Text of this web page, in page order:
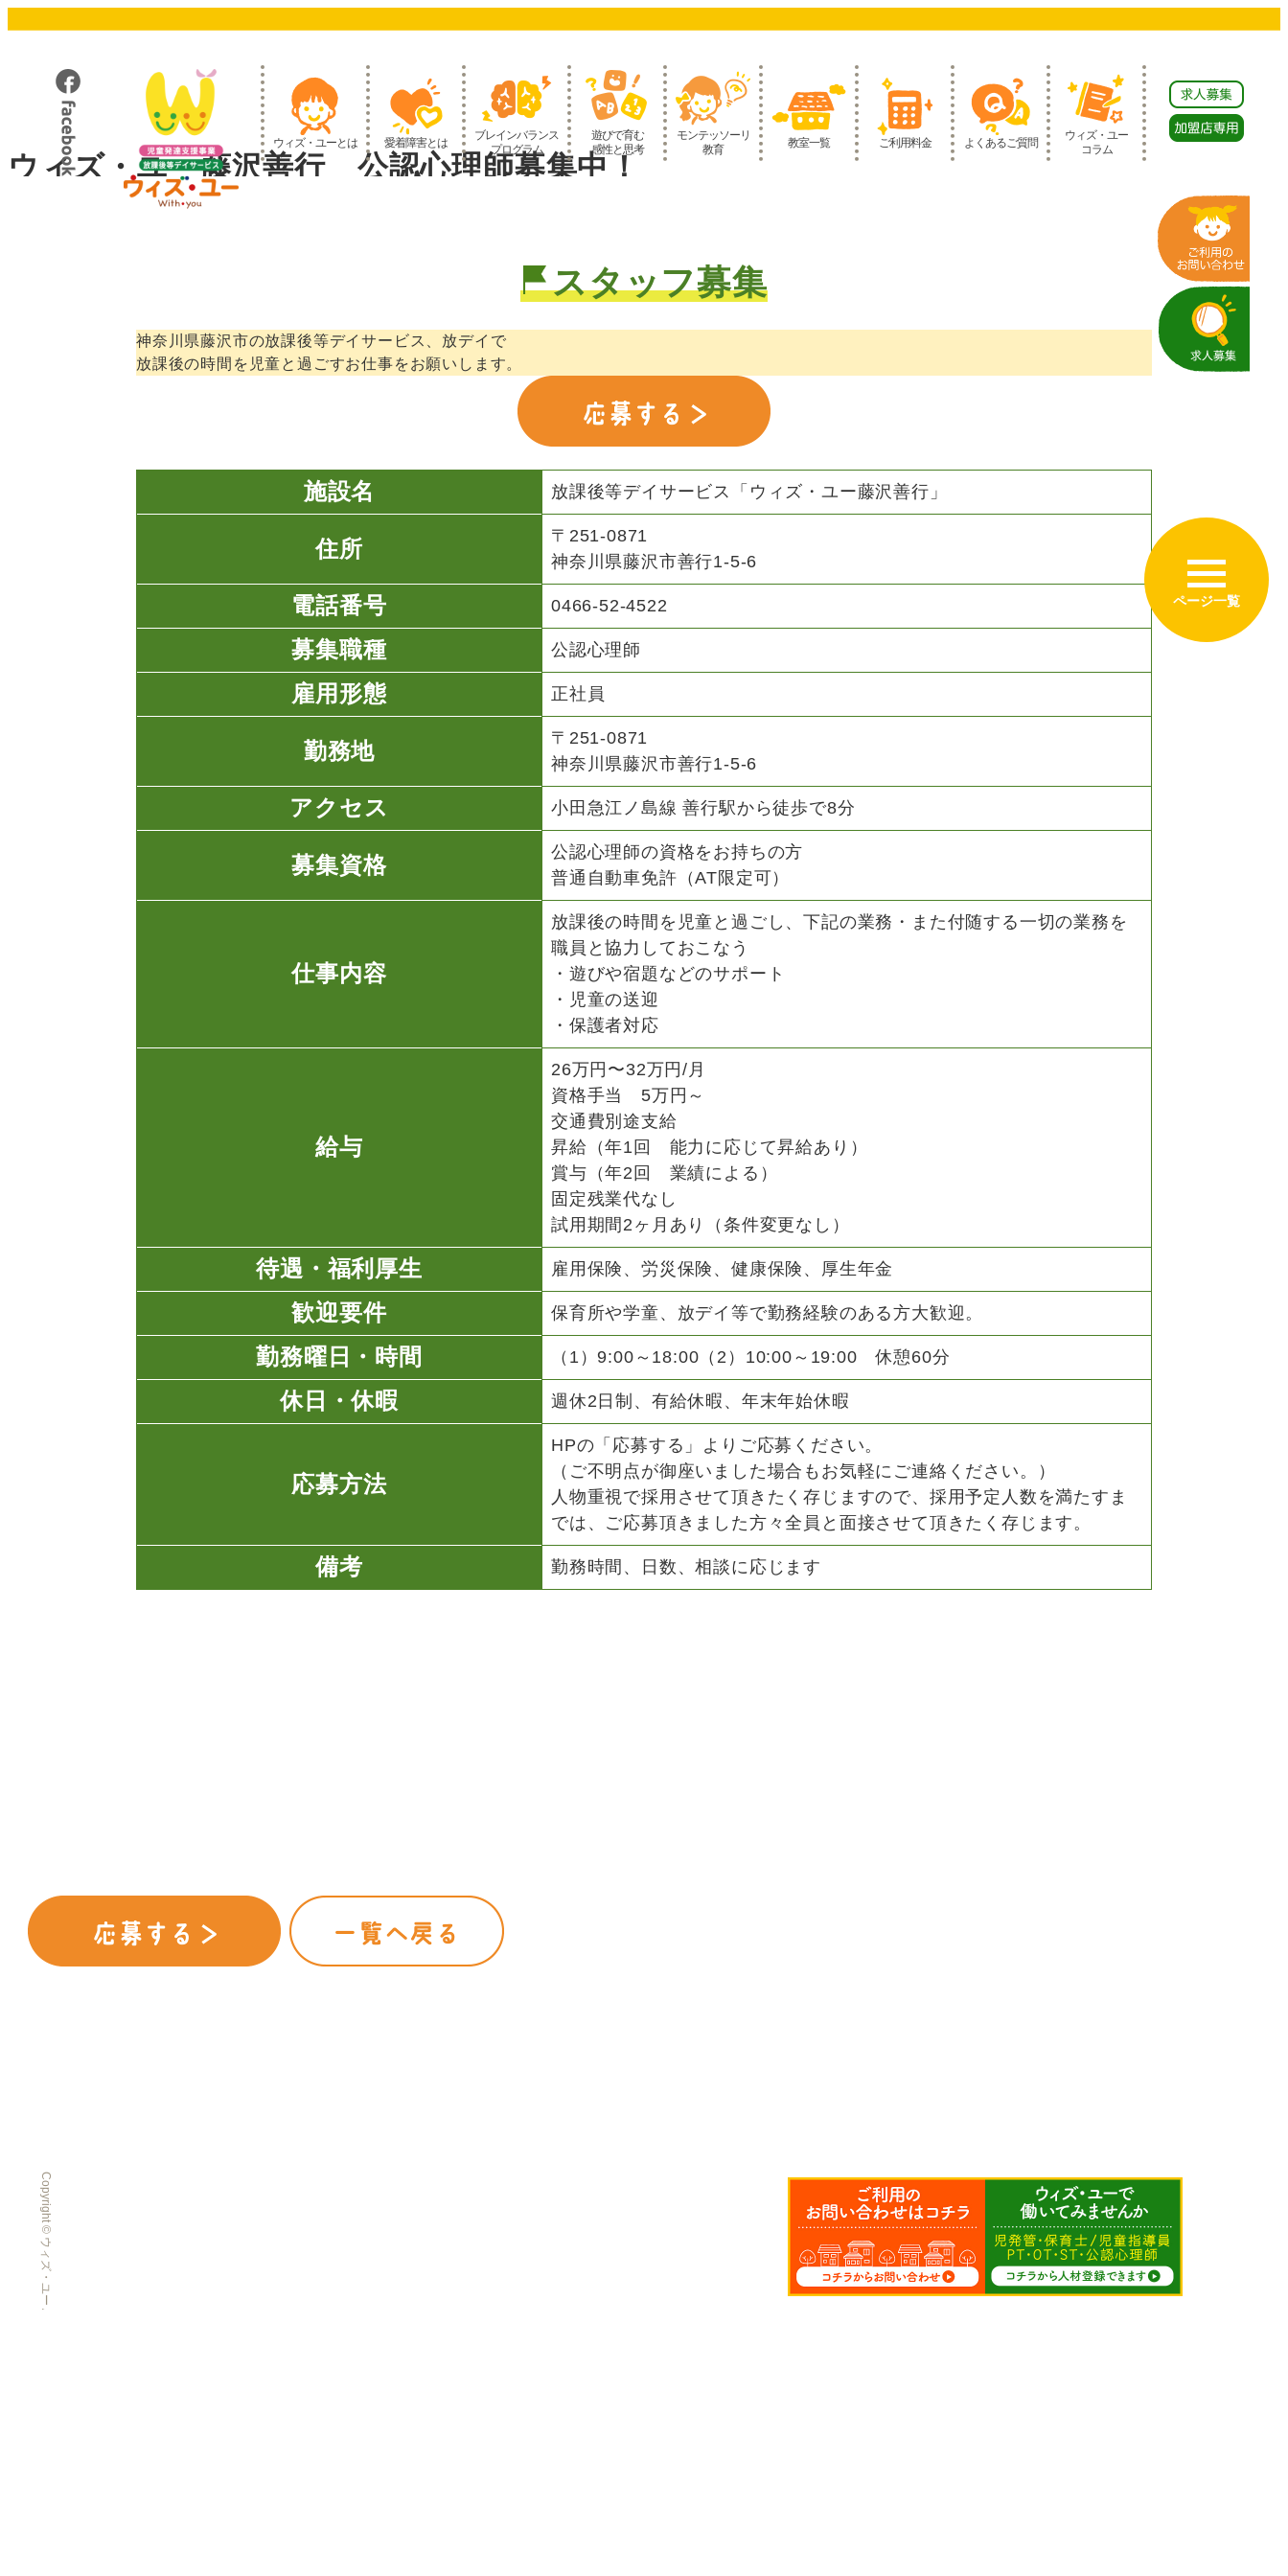
ン
ウィズ・ユーとは 愛着障害とは
ブレインバランス
プログラム
遊びで育む
感性と思考
モンテッソーリ
教育
教室一覧 ご利用料金 よくあるご質問
ウィズ・ユー
コラム
ウィズ・ユー藤沢善行 公認心理師募集中！
スタッフ募集
神奈川県藤沢市の放課後等デイサービス、放デイで
放課後の時間を児童と過ごすお仕事をお願いします。
施設名 放課後等デイサービス「ウィズ・ユー藤沢善行」
住所
〒251-0871
神奈川県藤沢市善行1-5-6
電話番号 0466-52-4522
募集職種 公認心理師
雇用形態 正社員
勤務地
〒251-0871
神奈川県藤沢市善行1-5-6
アクセス 小田急江ノ島線 善行駅から徒歩で8分
募集資格
公認心理師の資格をお持ちの方
普通自動車免許（AT限定可）
仕事内容
放課後の時間を児童と過ごし、下記の業務・また付随する一切の業務を
職員と協力しておこなう
・遊びや宿題などのサポート
・児童の送迎
・保護者対応
給与
26万円〜32万円/月
資格手当 5万円～
交通費別途支給
昇給（年1回 能力に応じて昇給あり）
賞与（年2回 業績による）
固定残業代なし
試用期間2ヶ月あり（条件変更なし）
待遇・福利厚生 雇用保険、労災保険、健康保険、厚生年金
歓迎要件 保育所や学童、放デイ等で勤務経験のある方大歓迎。
勤務曜日・時間 （1）9:00～18:00（2）10:00～19:00 休憩60分
休日・休暇 週休2日制、有給休暇、年末年始休暇
応募方法
HPの「応募する」よりご応募ください。
（ご不明点が御座いました場合もお気軽にご連絡ください。）
人物重視で採用させて頂きたく存じますので、採用予定人数を満たすま
では、ご応募頂きました方々全員と面接させて頂きたく存じます。
備考 勤務時間、日数、相談に応じます
Copyright © ウィズ・ユー All Rights Reserved.